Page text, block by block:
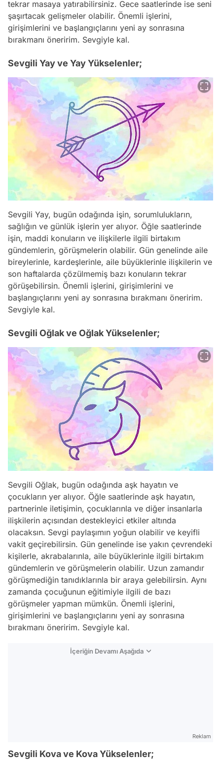
tekrar masaya yatırabilirsiniz. Gece saatlerinde ise seni
şaşırtacak gelişmeler olabilir. Önemli işlerini,
girişimlerini ve başlangıçlarını yeni ay sonrasına
bırakmanı öneririm. Sevgiyle kal.
Sevgili Yay ve Yay Yükselenler;
Sevgili Yay, bugün odağında işin, sorumlulukların,
sağlığın ve günlük işlerin yer alıyor. Öğle saatlerinde
işin, maddi konuların ve ilişkilerle ilgili birtakım
gündemlerin, görüşmelerin olabilir. Gün genelinde aile
bireylerinle, kardeşlerinle, aile büyüklerinle ilişkilerin ve
son haftalarda çözülmemiş bazı konuların tekrar
görüşebilirsin. Önemli işlerini, girişimlerini ve
başlangıçlarını yeni ay sonrasına bırakmanı öneririm.
Sevgiyle kal.
Sevgili Oğlak ve Oğlak Yükselenler;
Sevgili Oğlak, bugün odağında aşk hayatın ve
çocukların yer alıyor. Öğle saatlerinde aşk hayatın,
partnerinle iletişimin, çocuklarınla ve diğer insanlarla
ilişkilerin açısından destekleyici etkiler altında
olacaksın. Sevgi paylaşımın yoğun olabilir ve keyifli
vakit geçirebilirsin. Gün genelinde ise yakın çevrendeki
kişilerle, akrabalarınla, aile büyüklerinle ilgili birtakım
gündemlerin ve görüşmelerin olabilir. Uzun zamandır
görüşmediğin tanıdıklarınla bir araya gelebilirsin. Aynı
zamanda çocuğunun eğitimiyle ilgili de bazı
görüşmeler yapman mümkün. Önemli işlerini,
girişimlerini ve başlangıçlarını yeni ay sonrasına
bırakmanı öneririm. Sevgiyle kal.
İçeriğin Devamı Aşağıda
Reklam
Sevgili Kova ve Kova Yükselenler;